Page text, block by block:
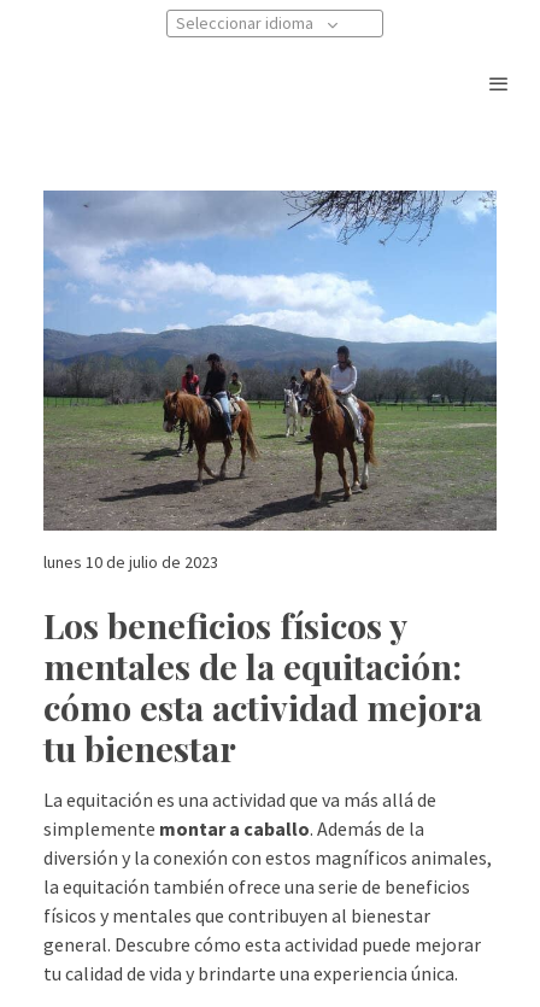
Seleccionar idioma
lunes 10 de julio de 2023
Los beneficios físicos y
mentales de la equitación:
cómo esta actividad mejora
tu bienestar
La equitación es una actividad que va más allá de
simplemente montar a caballo. Además de la
diversión y la conexión con estos magníficos animales,
la equitación también ofrece una serie de beneficios
físicos y mentales que contribuyen al bienestar
general. Descubre cómo esta actividad puede mejorar
tu calidad de vida y brindarte una experiencia única.